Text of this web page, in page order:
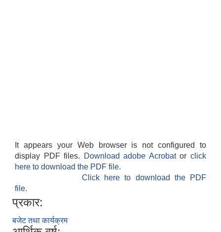
It appears your Web browser is not configured to
display PDF files.
Download adobe Acrobatorclick
here to download the PDF file.
Click here to download the PDF
file.
प्रकार:
बजेट तथा कार्यक्रम